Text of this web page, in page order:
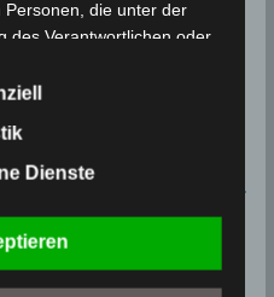
gesetzt
2. August 2026
UNESCO-Welterbeliste
die unter der
des Verantwortlichen oder
verarbeiten.
Person freiwillig
Willensbekundung in
sonstigen eindeutigen
der die betroffene Person
Dienste